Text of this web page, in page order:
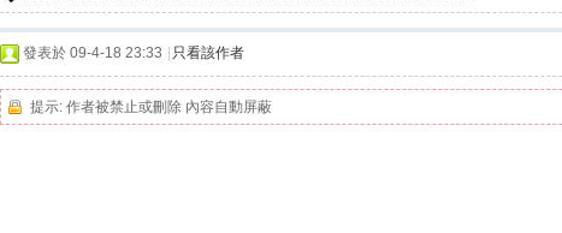
發表於 09-4-18 23:33 只看該作者
提示: 作者被禁止或刪除 內容自動屏蔽